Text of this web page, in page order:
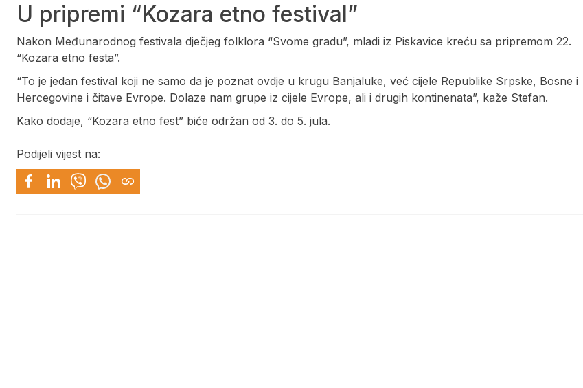
U pripremi “Kozara etno festival”
Nakon Međunarodnog festivala dječjeg folklora “Svome gradu”, mladi iz Piskavice kreću sa pripremom 22.
“Kozara etno festa”.
“To je jedan festival koji ne samo da je poznat ovdje u krugu Banjaluke, već cijele Republike Srpske, Bosne i
Hercegovine i čitave Evrope. Dolaze nam grupe iz cijele Evrope, ali i drugih kontinenata”, kaže Stefan.
Kako dodaje, “Kozara etno fest” biće održan od 3. do 5. jula.
Podijeli vijest na: